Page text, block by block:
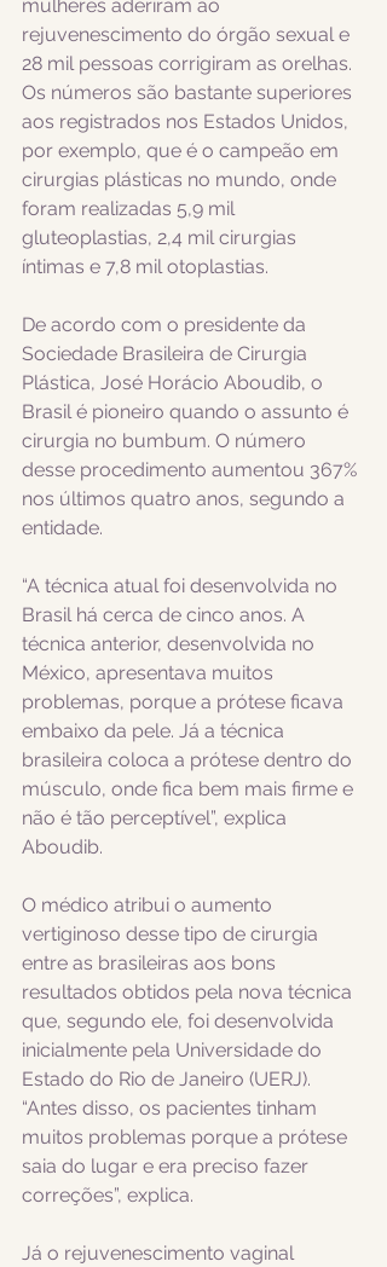
mulheres aderiram ao
rejuvenescimento do órgão sexual e
28 mil pessoas corrigiram as orelhas.
Os números são bastante superiores
aos registrados nos Estados Unidos,
por exemplo, que é o campeão em
cirurgias plásticas no mundo, onde
foram realizadas 5,9 mil
gluteoplastias, 2,4 mil cirurgias
íntimas e 7,8 mil otoplastias.
De acordo com o presidente da
Sociedade Brasileira de Cirurgia
Plástica, José Horácio Aboudib, o
Brasil é pioneiro quando o assunto é
cirurgia no bumbum. O número
desse procedimento aumentou 367%
nos últimos quatro anos, segundo a
entidade.
“A técnica atual foi desenvolvida no
Brasil há cerca de cinco anos. A
técnica anterior, desenvolvida no
México, apresentava muitos
problemas, porque a prótese ficava
embaixo da pele. Já a técnica
brasileira coloca a prótese dentro do
músculo, onde fica bem mais firme e
não é tão perceptível”, explica
Aboudib.
O médico atribui o aumento
vertiginoso desse tipo de cirurgia
entre as brasileiras aos bons
resultados obtidos pela nova técnica
que, segundo ele, foi desenvolvida
inicialmente pela Universidade do
Estado do Rio de Janeiro (UERJ).
“Antes disso, os pacientes tinham
muitos problemas porque a prótese
saia do lugar e era preciso fazer
correções”, explica.
Já o rejuvenescimento vaginal